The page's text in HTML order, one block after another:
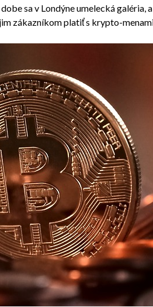
sa v Londýne umelecká
zákazníkom platiť s krypto-